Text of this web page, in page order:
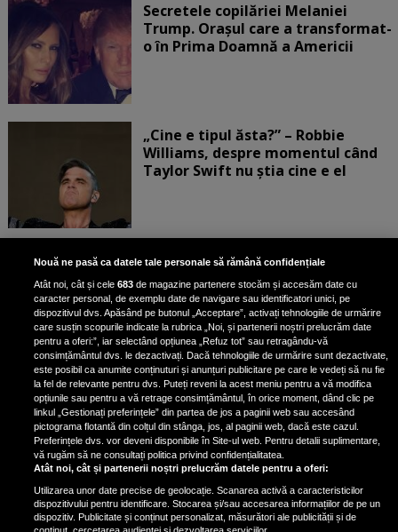
Secretele copilăriei Melaniei
Trump. Orașul care a transformat-
o în Prima Doamnă a Americii
„Cine e tipul ăsta?” – Robbie
Williams, despre momentul când
Taylor Swift nu știa cine e el
Bruce Dickinson, solistul trupei
Iron Maiden, şi-a arătat talentul
de scrimer la un concurs în Franţa
Nicki Minaj, acuzată de agresiune
de fostul manager: Detalii șocante
din proces
Nicki Minaj le-a lăudat pe...
Nouă ne pasă ca datele tale personale să rămână confidențiale
Atât noi, cât și cele683 de magazine partenere stocăm și accesăm date cu
caracter personal, de exemplu date de navigare sau identificatori unici, pe
dispozitivul dvs. Apăsând pe butonul „Acceptare”, activați tehnologiile de urmărire
care susțin scopurile indicate la rubrica „Noi, și partenerii noștri prelucrăm date
pentru a oferi:”, iar selectând opțiunea „Refuz tot” sau retragându-vă
consimțământul dvs. le dezactivați. Dacă tehnologiile de urmărire sunt dezactivate,
este posibil ca anumite conținuturi și anunțuri publicitare pe care le vedeți să nu fie
la fel de relevante pentru dvs. Puteți reveni la acest meniu pentru a vă modifica
opțiunile sau pentru a vă retrage consimțământul, în orice moment, dând clic pe
linkul „Gestionați preferințele” din partea de jos a paginii web sau accesând
pictograma flotantă din colțul din stânga, jos, al paginii web, dacă este cazul.
Preferințele dvs. vor deveni disponibile în Site-ul web. Pentru detalii suplimentare,
vă rugăm să ne consultați politica privind confidențialitatea.
Atât noi, cât și partenerii noștri prelucrăm datele pentru a oferi:
Utilizarea unor date precise de geolocație. Scanarea activă a caracteristicilor
dispozitivului pentru identificare. Stocarea și/sau accesarea informațiilor de pe un
dispozitiv. Publicitate și conținut personalizat, măsurători ale publicității și de